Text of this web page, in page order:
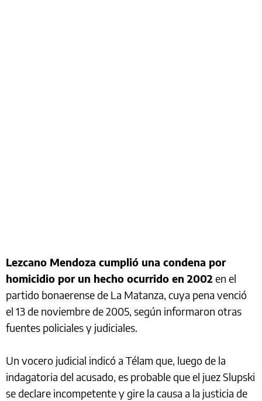
Lezcano Mendoza cumplió una condena por
homicidio por un hecho ocurrido en 2002en el
partido bonaerense de La Matanza, cuya pena venció
el 13 de noviembre de 2005, según informaron otras
fuentes policiales y judiciales.
Un vocero judicial indicó a Télam que, luego de la
indagatoria del acusado, es probable que el juez Slupski
se declare incompetente y gire la causa a la justicia de